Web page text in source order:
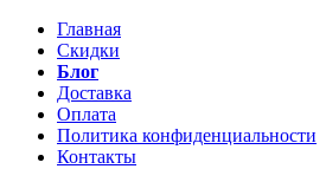
Главная
Скидки
Блог
Доставка
Оплата
Политика конфиденциальности
Контакты